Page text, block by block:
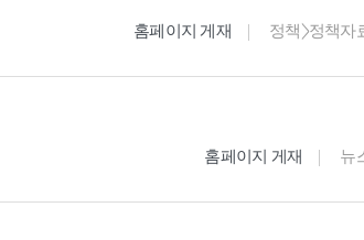
홈페이지 게재 정책>정책자
홈페이지 게재 뉴